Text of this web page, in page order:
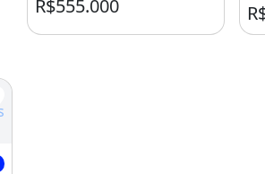
R$555.000 Condomínio R$670
Decorado 2 Quartos 63M²